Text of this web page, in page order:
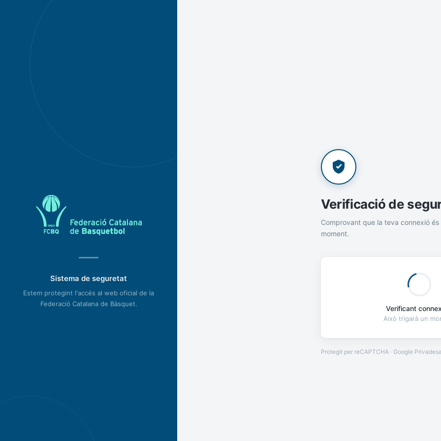
Sistema de seguretat
Estem protegint l'accés al web oficial de la
Federació Catalana de Bàsquet.
Verificació de
Comprovant que la teva connexió és
moment.
Verificant
Això trigarà un
Protegit per reCAPTCHA · Google Privadesa